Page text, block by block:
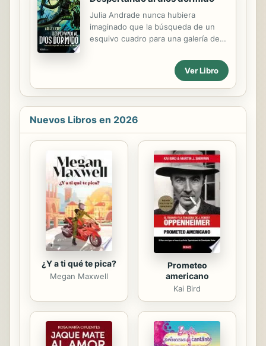
compuesto por las huestes de varios
reinos, extrañamente aliados.
¿Logrará valerse de ellos para
culminar así su venganza? Mientras
tanto, Fáranther Eaglelam, rey de
Wahl, dispuesto a enviar al ejército
de las Tormentas contra Álanor, ...
Julia Andrade nunca hubiera
imaginado que la búsqueda de un
esquivo cuadro para una galería de
una puerta al infierno, a un lugar
donde acecha una pesadilla antigua y
terrible de la que sólo se habla en
susurros y que ha convertido su vida
en una mortífera cuenta atrás de
proporciones aterradoras. Julia
deberá resolver los enigmas de un
pasado que no consigue recordar,
hacer frente a seres que no
debieran existir y tratar de
convencer de su inocencia a una
facción secreta que, de lo contrario,
acabará con su vida y borrará para
siempre cualquier...
Ver Libro
Nuevos Libros en 2026
¿Y a ti qué te pica?
Megan Maxwell
Prometeo
americano
Kai Bird